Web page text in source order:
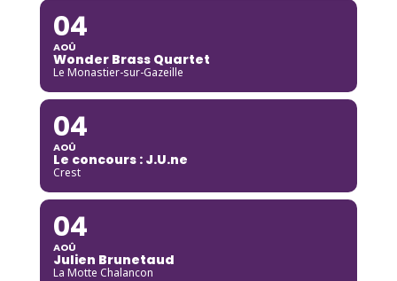
04
AOÛ
Wonder Brass Quartet
Le Monastier-sur-Gazeille
04
AOÛ
Le concours : J.U.ne
Crest
04
AOÛ
Julien Brunetaud
La Motte Chalancon